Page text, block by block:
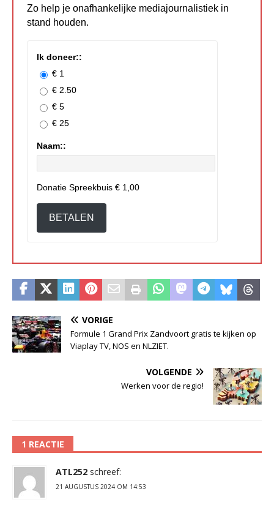
Zo help je onafhankelijke mediajournalistiek in
stand houden.
Ik doneer::
€ 1
€ 2.50
€ 5
€ 25
Naam::
Donatie Spreekbuis € 1,00
BETALEN
VORIGE
Formule 1 Grand Prix Zandvoort gratis te kijken op
Viaplay TV, NOS en NLZIET.
VOLGENDE
Werken voor de regio!
1 REACTIE
ATL252 schreef:
21 AUGUSTUS 2024 OM 14:53